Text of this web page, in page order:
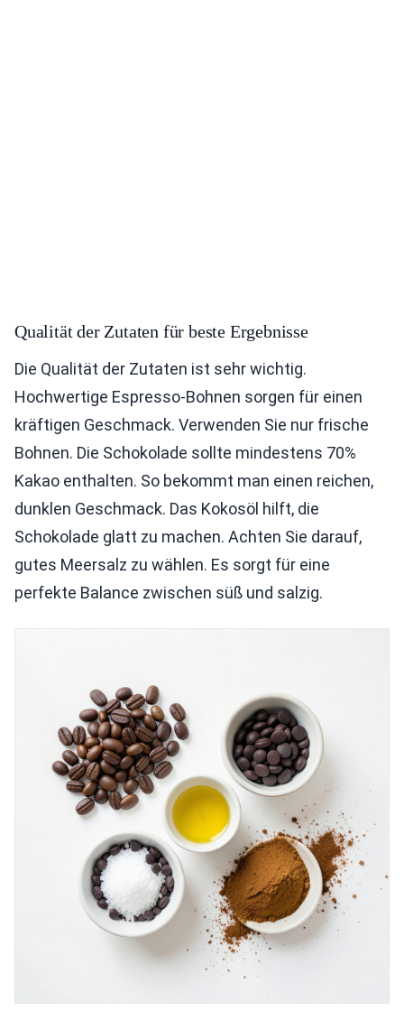
Qualität der Zutaten für beste Ergebnisse
Die Qualität der Zutaten ist sehr wichtig.
Hochwertige Espresso-Bohnen sorgen für einen
kräftigen Geschmack. Verwenden Sie nur frische
Bohnen. Die Schokolade sollte mindestens 70%
Kakao enthalten. So bekommt man einen reichen,
dunklen Geschmack. Das Kokosöl hilft, die
Schokolade glatt zu machen. Achten Sie darauf,
gutes Meersalz zu wählen. Es sorgt für eine
perfekte Balance zwischen süß und salzig.